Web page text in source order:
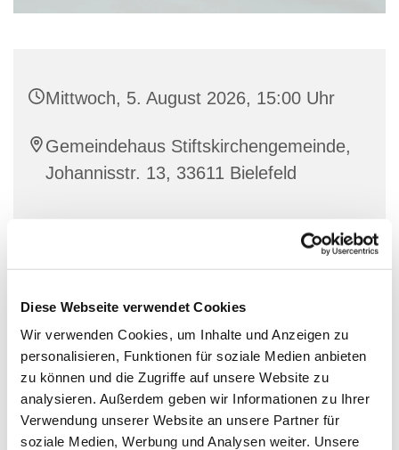
Diese Webseite verwendet Cookies
Wir verwenden Cookies, um Inhalte und Anzeigen zu
personalisieren, Funktionen für soziale Medien anbieten
zu können und die Zugriffe auf unsere Website zu
analysieren. Außerdem geben wir Informationen zu Ihrer
Verwendung unserer Website an unsere Partner für
soziale Medien, Werbung und Analysen weiter. Unsere
Mittwoch, 5. August 2026, 15:00 Uhr
Gemeindehaus Stiftskirchengemeinde,
Johannisstr. 13, 33611 Bielefeld